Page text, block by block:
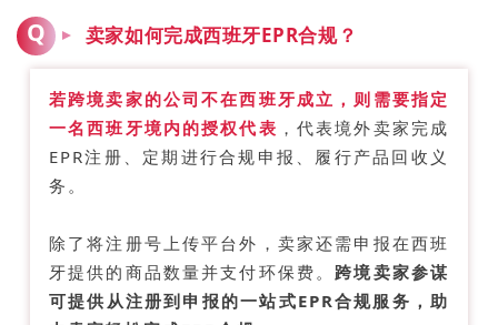
Q 卖家如何完成西班牙EPR合规？
若跨境卖家的公司不在西班牙成立，则需要指定
一名西班牙境内的授权代表 ，代表境外卖家完成
EPR注册、定期进行合规申报、履行产品回收义
务。
除了将注册号上传平台外，卖家还需申报在西班
牙提供的商品数量并支付环保费。 跨境卖家参谋
可提供从注册到申报的一站式EPR合规服务，助